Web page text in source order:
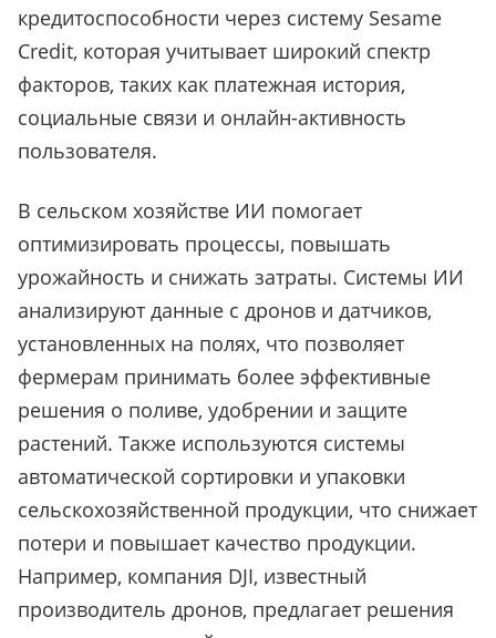
кредитоспособности через систему Sesame
Credit, которая учитывает широкий спектр
факторов, таких как платежная история,
социальные связи и онлайн-активность
пользователя.
В сельском хозяйстве ИИ помогает
оптимизировать процессы, повышать
урожайность и снижать затраты. Системы ИИ
анализируют данные с дронов и датчиков,
установленных на полях, что позволяет
фермерам принимать более эффективные
решения о поливе, удобрении и защите
растений. Также используются системы
автоматической сортировки и упаковки
сельскохозяйственной продукции, что снижает
потери и повышает качество продукции.
Например, компания DJI, известный
производитель дронов, предлагает решения